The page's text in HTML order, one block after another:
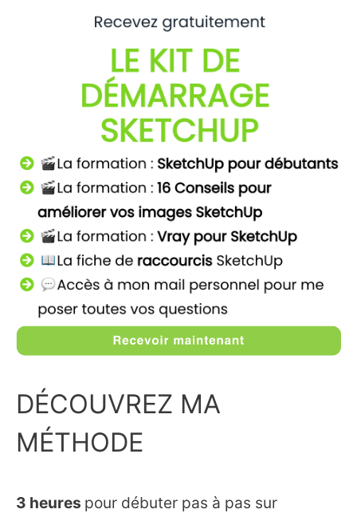
DÉCOUVREZ MA
MÉTHODE
3 heures pour débuter pas à pas sur